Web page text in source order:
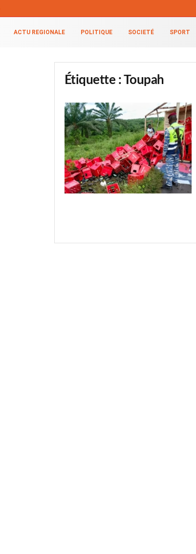
ACTU REGIONALE POLITIQUE SOCIETÉ SPORT
Étiquette :Toupah